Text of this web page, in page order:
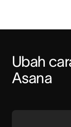
Ubah
Asana